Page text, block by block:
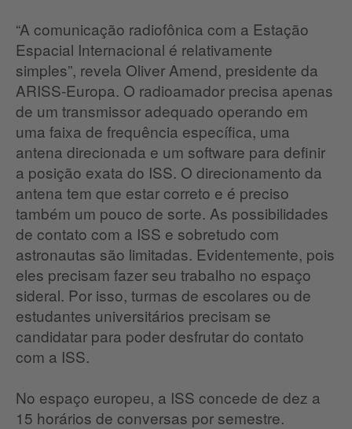
“A comunicação radiofônica com a Estação
Espacial Internacional é relativamente
simples”, revela Oliver Amend, presidente da
ARISS-Europa. O radioamador precisa apenas
de um transmissor adequado operando em
uma faixa de frequência específica, uma
antena direcionada e um software para definir
a posição exata do ISS. O direcionamento da
antena tem que estar correto e é preciso
também um pouco de sorte. As possibilidades
de contato com a ISS e sobretudo com
astronautas são limitadas. Evidentemente, pois
eles precisam fazer seu trabalho no espaço
sideral. Por isso, turmas de escolares ou de
estudantes universitários precisam se
candidatar para poder desfrutar do contato
com a ISS.
No espaço europeu, a ISS concede de dez a
15 horários de conversas por semestre.